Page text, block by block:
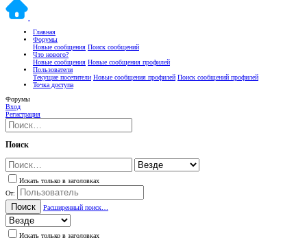
Главная
Форумы
Новые сообщения Поиск сообщений
Что нового?
Новые сообщения Новые сообщения профилей
Пользователи
Текущие посетители Новые сообщения профилей Поиск сообщений профилей
Точка доступа
Форумы
Вход
Регистрация
Поиск
Искать только в заголовках
От:
Поиск Расширенный поиск…
Искать только в заголовках